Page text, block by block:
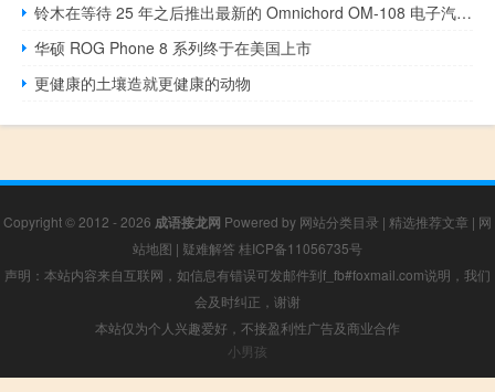
铃木在等待 25 年之后推出最新的 Omnichord OM-108 电子汽车竖琴
华硕 ROG Phone 8 系列终于在美国上市
更健康的土壤造就更健康的动物
Copyright © 2012 - 2026 成语接龙网 Powered by 网站分类目录 | 精选推荐文章 | 网
站地图 | 疑难解答 桂ICP备11056735号
声明：本站内容来自互联网，如信息有错误可发邮件到f_fb#foxmail.com说明，我们
会及时纠正，谢谢
本站仅为个人兴趣爱好，不接盈利性广告及商业合作
小男孩